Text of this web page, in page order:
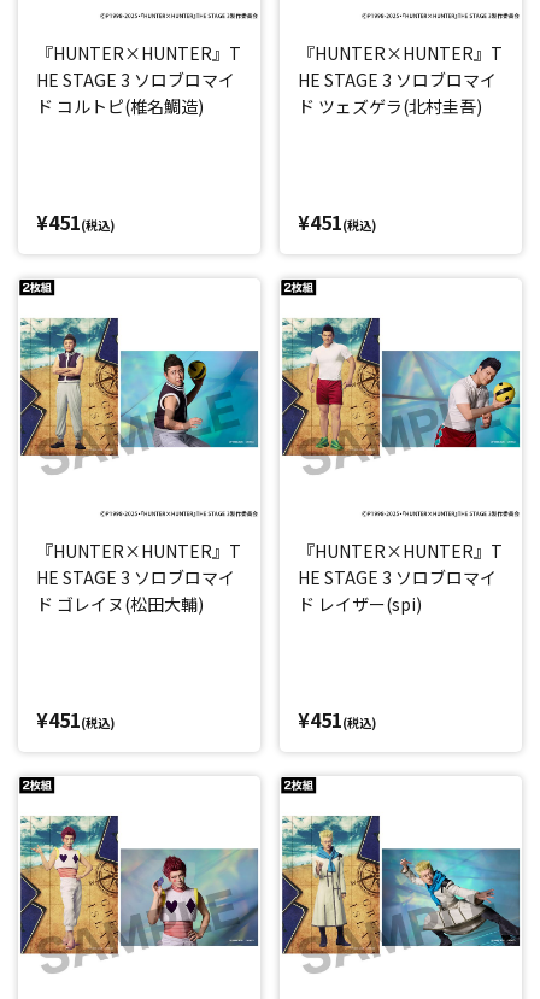
『HUNTER×HUNTER』T
HE STAGE 3 ソロブロマイ
ド コルトピ(椎名鯛造)
¥451(税込)
『HUNTER×HUNTER』T
HE STAGE 3 ソロブロマイ
ド ツェズゲラ(北村圭吾)
¥451(税込)
『HUNTER×HUNTER』T
HE STAGE 3 ソロブロマイ
ド ゴレイヌ(松田大輔)
¥451(税込)
『HUNTER×HUNTER』T
HE STAGE 3 ソロブロマイ
ド レイザー(spi)
¥451(税込)